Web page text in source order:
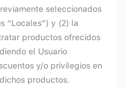
seleccionados
“Locales”) y (2) la
productos ofrecidos
el Usuario
y/o privilegios en
productos.